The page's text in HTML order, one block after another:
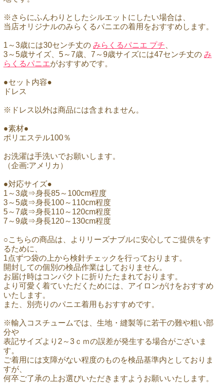
※さらにふんわりとしたシルエットにしたい場合は、
当店オリジナルのみらくるパニエの着用をおすすめします。
1～3歳には30センチ丈の みらくるパニエ プチ
3～5歳サイズ、5～7歳、7～9歳サイズには47センチ丈の み
らくるパニエがおすすめです。
●セット内容●
ドレス
※ドレス以外は商品には含まれません。
●素材●
ポリエステル100％
お洗濯は手洗いでお願いします。
（企画:アメリカ）
●対応サイズ●
1～3歳⇒身長85～100cm程度
3～5歳⇒身長100～110cm程度
5～7歳⇒身長110～120cm程度
7～9歳⇒身長120～130cm程度
○こちらの商品は、よりリーズナブルに安心してご提供をす
るために、
1点ずつ袋の上から検針チェックを行っております。
開封しての個別の検品作業はしておりません。
お届け時はコンパクトに折りたたまれております。
より可愛く着ていただくためには、アイロンがけをおすすめ
いたします。
また、別売りのパニエ着用もおすすめです。
※輸入コスチュームでは、生地・縫製等に若干の難や粗い部
分や
表記サイズより2～3ｃｍの誤差が発生する場合がございま
す。
ご着用には支障がない程度のものを検品基準内としておりま
すが、
何卒ご了承の上お選びいただきますようお願いいたします。